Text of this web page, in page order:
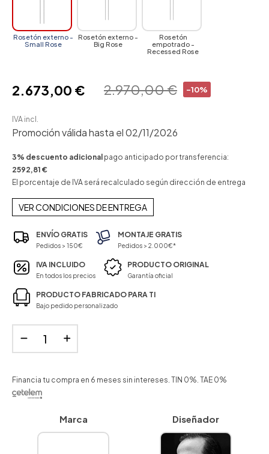
Rosetón externo -
Small Rose
Rosetón externo -
Big Rose
Rosetón
empotrado -
Recessed Rose
-10%
2.970,00 €
2.673,00 €
IVA incl.
Promoción válida hasta el 02/11/2026
3% descuento adicional pago anticipado por transferencia:
2592,81 €
El porcentaje de IVA será recalculado según dirección de entrega
VER CONDICIONES DE ENTREGA
ENVÍO GRATIS
Pedidos > 150€
MONTAJE GRATIS
Pedidos > 2.000€*
IVA INCLUIDO
En todos los precios
PRODUCTO ORIGINAL
Garantía oficial
PRODUCTO FABRICADO PARA TI
Bajo pedido personalizado
Financia tu compra en 6 meses sin intereses. TIN 0%. TAE 0%
Marca Diseñador